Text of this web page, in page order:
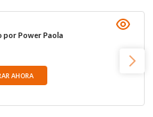
por Power Paola
AHORA